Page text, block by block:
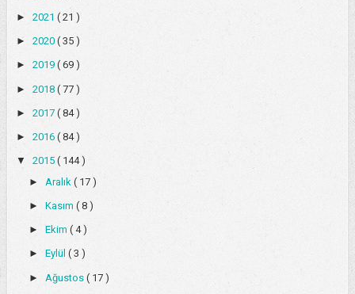
► 2021 ( 21 )
► 2020 ( 35 )
► 2019 ( 69 )
► 2018 ( 77 )
► 2017 ( 84 )
► 2016 ( 84 )
▼ 2015 ( 144 )
► Aralık ( 17 )
► Kasım ( 8 )
► Ekim ( 4 )
► Eylül ( 3 )
► Ağustos ( 17 )